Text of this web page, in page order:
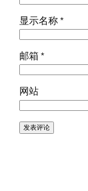
显示名称*
邮箱*
网站